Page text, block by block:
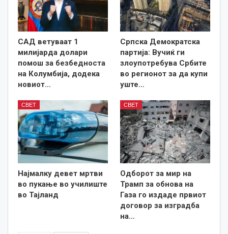
САД ветуваат 1
милијарда долари
помош за безбедноста
на Колумбија, додека
новиот…
Српска Демократска
партија: Вучиќ ги
злоупотребува Србите
во регионот за да купи
уште…
СВЕТ
Најмалку девет мртви
во пукање во училиште
во Тајланд
СВЕТ
Одборот за мир на
Трамп за обнова на
Газа го издаде првиот
договор за изградба
на…